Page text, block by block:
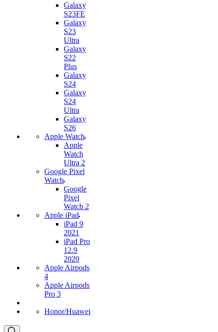
Galaxy
S23FE
Galaxy
S23
Ultra
Galaxy
S22
Plus
Galaxy
S24
Galaxy
S24
Ultra
Galaxy
S26
Apple Watch
Apple
Watch
Ultra 2
Google Pixel
Watch
Google
Pixel
Watch 2
Apple iPad
iPad 9
2021
iPad Pro
12.9
2020
Apple Airpods
4
Apple Airpods
Pro 3
Honor/Huawei